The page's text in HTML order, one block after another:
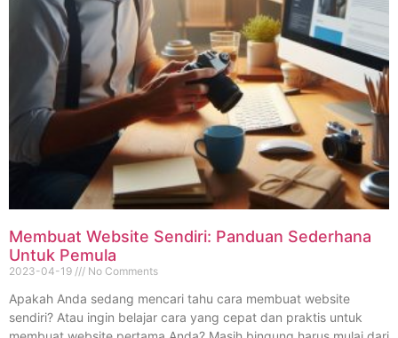
Membuat Website Sendiri: Panduan Sederhana
Untuk Pemula
2023-04-19 No Comments
Apakah Anda sedang mencari tahu cara membuat website
sendiri? Atau ingin belajar cara yang cepat dan praktis untuk